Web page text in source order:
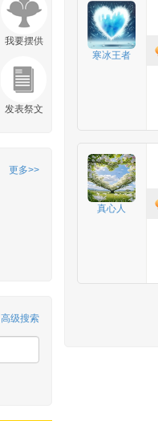
我要摆供
发表祭文
更多>>
高级搜索
寒冰王者
真心人